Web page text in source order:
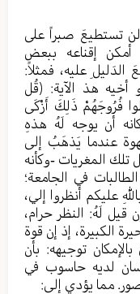
لن تستطيعَ صبراً على
إقناعه ببعض
عليه، فمثلاً:
أخيه هذ الآية: ﴿قُل
فُرُوجَهُمْ ذَلِكَ أَزْكَى
أن يوجه لَهُ هذهِ
عندما يَذهَبُ إلى
تلك المغريات -وكأنه
في الجامعة؛
عليكم أنظروا إلي،
قيل لَهُ: النظر حرام،
الكبيرة، إذ إن قوة
توجيهه: بأن
لديه حاسوب في
مما يؤدي إلى: